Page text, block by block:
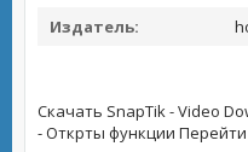
Издатель:
Скачать SnapTik - Video
- Открты функции